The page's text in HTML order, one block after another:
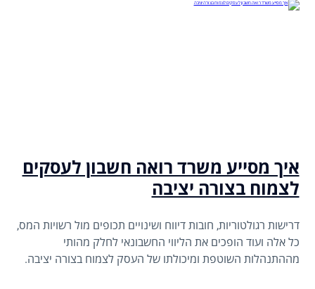
איך מסייע משרד רואה חשבון לעסקים
לצמוח בצורה יציבה
דרישות רגולטוריות, חובות דיווח ושינויים תכופים מול רשויות המס,
כל אלה ועוד הופכים את הליווי החשבונאי לחלק מהותי
מההתנהלות השוטפת ומיכולתו של העסק לצמוח בצורה יציבה.